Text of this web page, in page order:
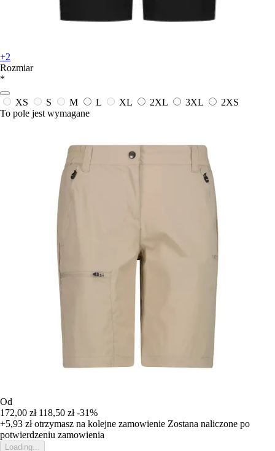
+2
Rozmiar
*
XS S M L XL 2XL 3XL
2XS
To pole jest wymagane
Od
172,00 zł 118,50 zł -31%
+5,93 złotrzymasz na kolejne zamowienie Zostana naliczone po
potwierdzeniu zamowienia
Loading...